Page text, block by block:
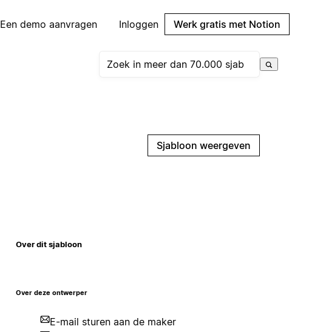
Een demo aanvragen Inloggen Werk gratis met Notion
Sjabloon weergeven
Over dit sjabloon
Over deze ontwerper
E-mail sturen aan de maker